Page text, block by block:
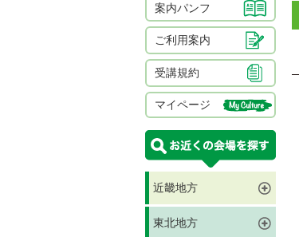
案内パンフ
ご利用案内
受講規約
マイページ
近畿地方
東北地方